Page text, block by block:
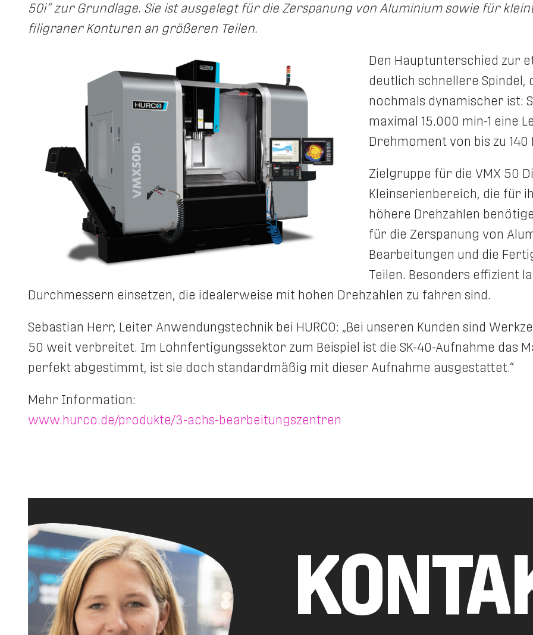
50i“ zur Grundlage. Sie ist ausgelegt für die Zerspanung von Aluminium sowie für
filigraner Konturen an größeren Teilen.
Den Hauptunterschied zur
deutlich schnellere Spindel,
nochmals dynamischer ist:
maximal 15.000 min-1 eine
Drehmoment von bis zu
Zielgruppe für die VMX 50
Kleinserienbereich, die für
höhere Drehzahlen
für die Zerspanung von
Bearbeitungen und die
Teilen. Besonders effizient
Durchmessern einsetzen, die idealerweise mit hohen Drehzahlen zu fahren sind.
Sebastian Herr, Leiter Anwendungstechnik bei HURCO: „Bei unseren Kunden sind
50 weit verbreitet. Im Lohnfertigungssektor zum Beispiel ist die SK-40-Aufnahme das
perfekt abgestimmt, ist sie doch standardmäßig mit dieser Aufnahme ausgestattet.“
Mehr Information:
www.hurco.de/produkte/3-achs-bearbeitungszentren